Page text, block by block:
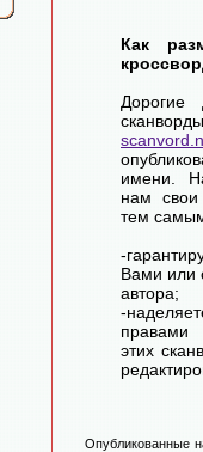
Как
Дорогие
имени.
нам
тем
-
Вами или
автора;
-
правами
этих
Опубликованные